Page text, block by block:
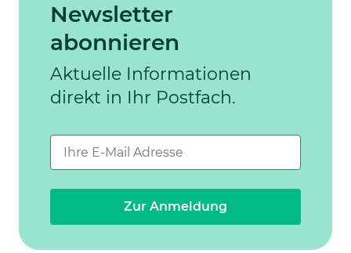
Newsletter
abonnieren
Aktuelle Informationen
direkt in Ihr Postfach.
Zur Anmeldung